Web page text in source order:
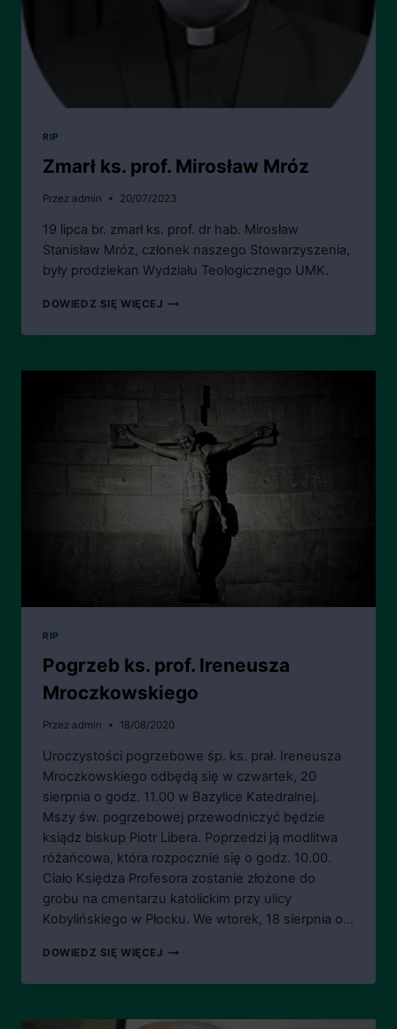
RIP
Zmarł ks. prof. Mirosław Mróz
Przez admin 20/07/2023
19 lipca br. zmarł ks. prof. dr hab. Mirosław
Stanisław Mróz, członek naszego Stowarzyszenia,
były prodziekan Wydziału Teologicznego UMK.
DOWIEDZ SIĘ WIĘCEJ ZMARŁ
PROF.
RIP
Pogrzeb ks. prof. Ireneusza
Mroczkowskiego
Przez admin 18/08/2020
Uroczystości pogrzebowe śp. ks. prał. Ireneusza
Mroczkowskiego odbędą się w czwartek, 20
sierpnia o godz. 11.00 w Bazylice Katedralnej.
Mszy św. pogrzebowej przewodniczyć będzie
ksiądz biskup Piotr Libera. Poprzedzi ją modlitwa
różańcowa, która rozpocznie się o godz. 10.00.
Ciało Księdza Profesora zostanie złożone do
grobu na cmentarzu katolickim przy ulicy
Kobylińskiego w Płocku. We wtorek, 18 sierpnia o…
DOWIEDZ SIĘ WIĘCEJ POGRZEB
PROF.